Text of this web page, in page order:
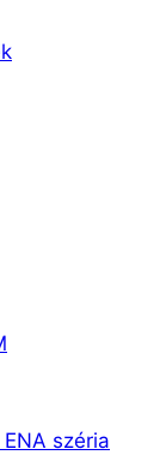
széria